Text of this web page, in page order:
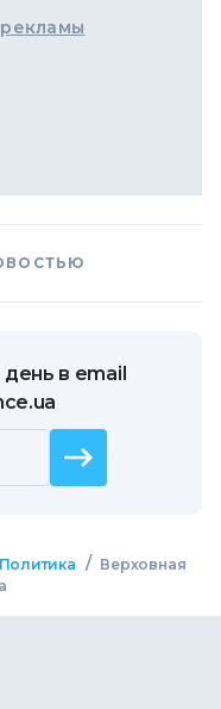
день в email
/ Верховная